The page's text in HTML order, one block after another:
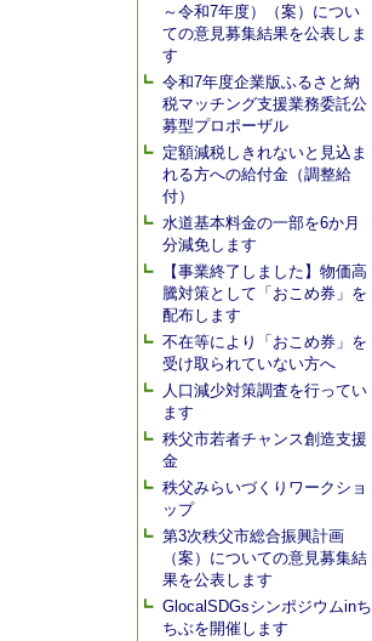
～令和7年度）（案）につい
ての意見募集結果を公表しま
す
令和7年度企業版ふるさと納
税マッチング支援業務委託公
募型プロポーザル
定額減税しきれないと見込ま
れる方への給付金（調整給
付）
水道基本料金の一部を6か月
分減免します
【事業終了しました】物価高
騰対策として「おこめ券」を
配布します
不在等により「おこめ券」を
受け取られていない方へ
人口減少対策調査を行ってい
ます
秩父市若者チャンス創造支援
金
秩父みらいづくりワークショ
ップ
第3次秩父市総合振興計画
（案）についての意見募集結
果を公表します
GlocalSDGsシンポジウムinち
ちぶを開催します